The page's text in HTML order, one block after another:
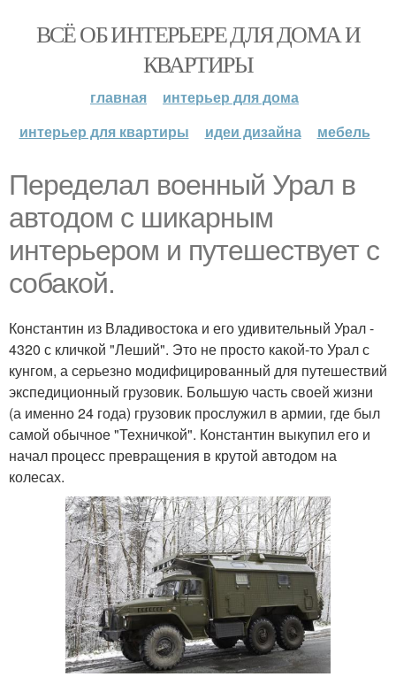
ВСЁ ОБ ИНТЕРЬЕРЕ ДЛЯ ДОМА И
КВАРТИРЫ
главная
интерьер для дома
интерьер для квартиры
идеи дизайна мебель
Переделал военный Урал в
автодом с шикарным
интерьером и путешествует с
собакой.
Константин из Владивостока и его удивительный Урал -
4320 с кличкой "Леший". Это не просто какой-то Урал с
кунгом, а серьезно модифицированный для путешествий
экспедиционный грузовик. Большую часть своей жизни
(а именно 24 года) грузовик прослужил в армии, где был
самой обычное "Техничкой". Константин выкупил его и
начал процесс превращения в крутой автодом на
колесах.